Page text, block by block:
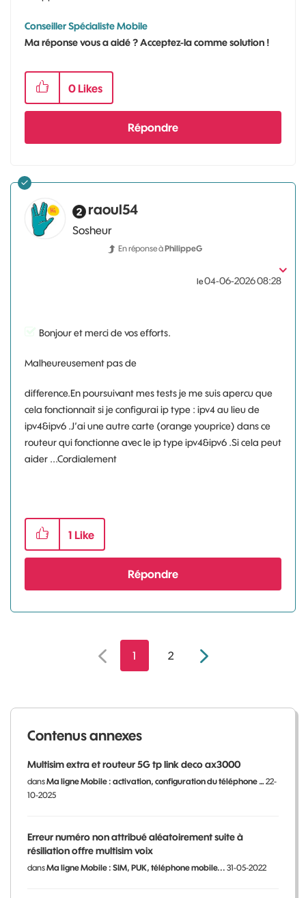
Conseiller Spécialiste Mobile
Ma réponse vous a aidé ? Acceptez-la comme solution !
0 Likes
Répondre
raoul54
Sosheur
En réponse àPhilippeG
le‎04-06-202608:28
Bonjour et merci de vos efforts.
Malheureusement pas de
difference.En poursuivant mes tests je me suis apercu que
cela fonctionnait si je configurai ip type : ipv4 au lieu de
ipv4&ipv6 .J’ai une autre carte (orange youprice) dans ce
routeur qui fonctionne avec le ip type ipv4&ipv6 .Si cela peut
aider ...Cordialement
1 Like
Répondre
1 2
Contenus annexes
Multisim extra et routeur 5G tp link deco ax3000
dansMa ligne Mobile : activation, configuration du téléphone … 22-
10-2025
Erreur numéro non attribué aléatoirement suite à
résiliation offre multisim voix
dansMa ligne Mobile : SIM, PUK, téléphone mobile... 31-05-2022